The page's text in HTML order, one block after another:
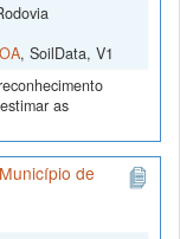
, SoilData, V1
as
de